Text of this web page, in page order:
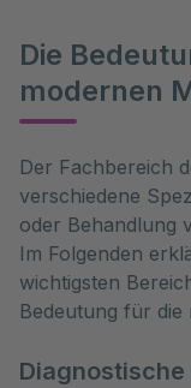
Die
modernen
Der Fachbereich
verschiedene
oder Behandlung
Im Folgenden
wichtigsten
Bedeutung für die
Diagnostische